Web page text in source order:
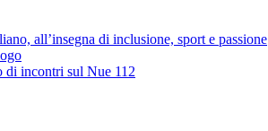
all’insegna di inclusione, sport e passione
di incontri sul Nue 112